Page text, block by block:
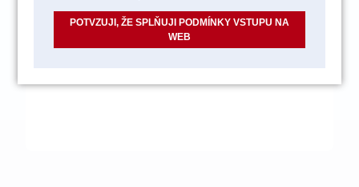
POTVZUJI, ŽE SPLŇUJI PODMÍNKY VSTUPU NA
WEB